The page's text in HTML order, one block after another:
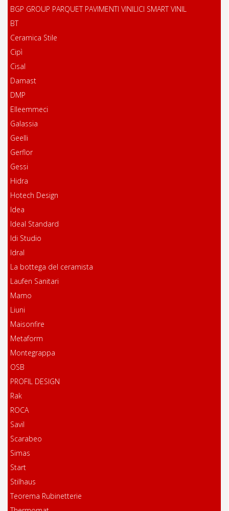
BGP GROUP PARQUET PAVIMENTI VINILICI SMART VINIL
BT
Ceramica Stile
Cipì
Cisal
Damast
DMP
Elleemmeci
Galassia
Geelli
Gerflor
Gessi
Hidra
Hotech Design
Idea
Ideal Standard
Idi Studio
Idral
La bottega del ceramista
Laufen Sanitari
Mamo
Liuni
Maisonfire
Metaform
Montegrappa
OSB
PROFIL DESIGN
Rak
ROCA
Savil
Scarabeo
Simas
Start
Stilhaus
Teorema Rubinetterie